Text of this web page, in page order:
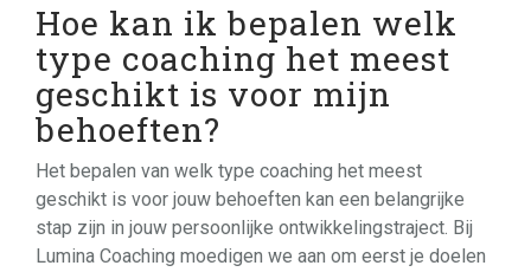
Hoe kan ik bepalen welk
type coaching het meest
geschikt is voor mijn
behoeften?
Het bepalen van welk type coaching het meest
geschikt is voor jouw behoeften kan een belangrijke
stap zijn in jouw persoonlijke ontwikkelingstraject. Bij
Lumina Coaching moedigen we aan om eerst je doelen